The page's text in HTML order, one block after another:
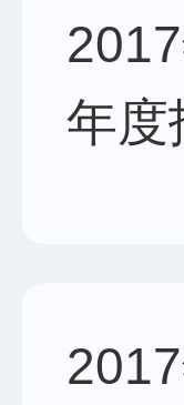
年度